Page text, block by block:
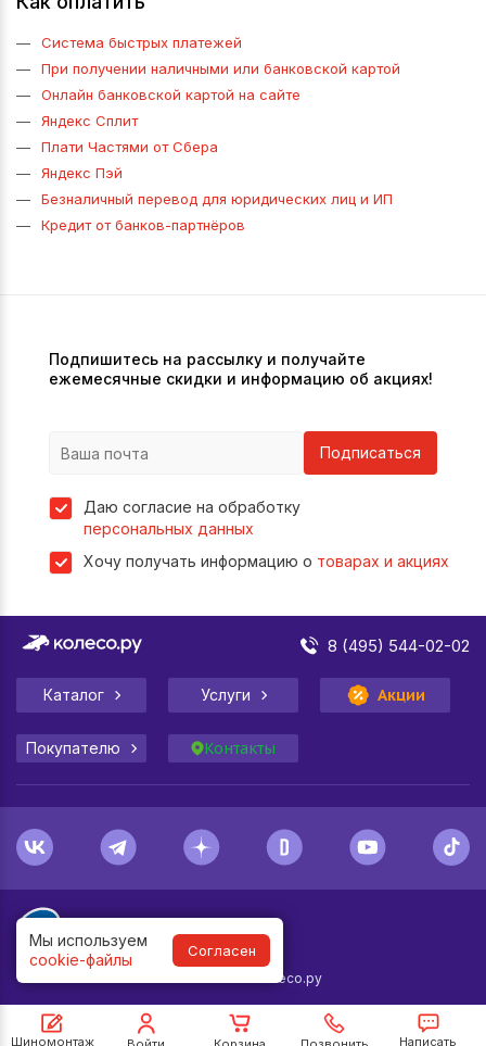
Мы используем
cookie-файлы
Согласен
Система быстрых платежей
При получении наличными или банковской картой
Онлайн банковской картой на сайте
Яндекс Сплит
Плати Частями от Сбера
Яндекс Пэй
Безналичный перевод для юридических лиц и ИП
Кредит от банков-партнёров
Подпишитесь на рассылку и получайте
ежемесячные скидки и информацию об акциях!
Подписаться
Даю согласие на обработку
персональных данных
Хочу получать информацию о товарах и акциях
Шиномонтаж Написать
8 (495) 544-02-02
Каталог Услуги Акции
Покупателю Контакты
© Колесо.ру